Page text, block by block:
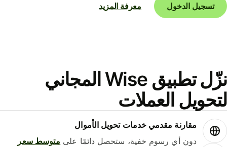
تسجيل الدخول
معرفة المزيد
نزّل تطبيق Wise المجاني
العملات
مقارنة مقدمي خدمات تحويل الأموال
دون أي رسوم خفية، ستحصل دائمًا علىمتوسط ​​سعر